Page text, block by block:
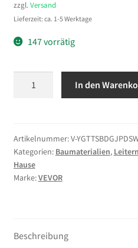
zzgl. Versand
Lieferzeit: ca. 1-5 Werktage
147 vorrätig
Klappleiter
mit
Werkzeugablage
&
bis
In den
Artikelnummer:V-
Kategorien: Baumaterialien, Leitern
Hause
Marke:VEVOR
Beschreibung